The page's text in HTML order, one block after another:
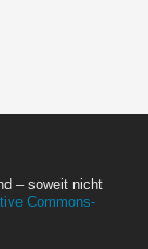
– soweit nicht
Commons-